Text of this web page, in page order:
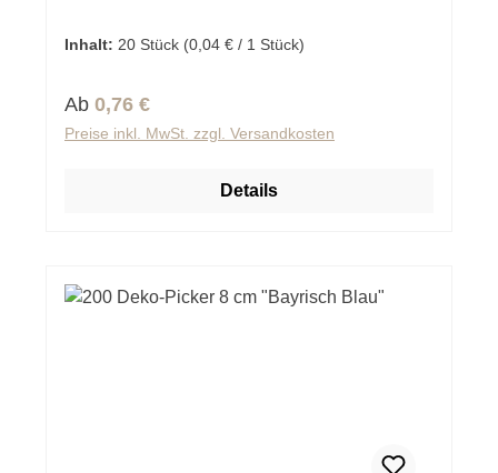
Inhalt: 20 Stück (0,04 € / 1 Stück)
Regulärer Preis:
Ab 0,76 €
Preise inkl. MwSt. zzgl. Versandkosten
Details